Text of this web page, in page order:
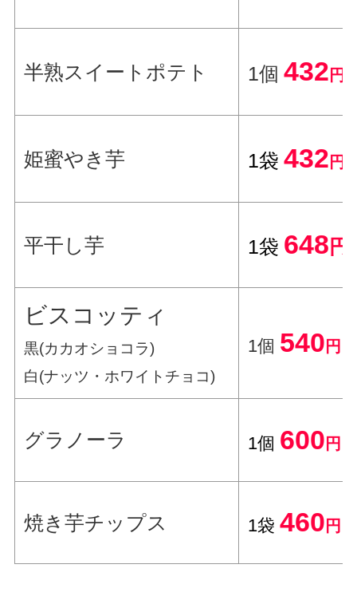
半熟スイートポテト 1個 432 円
姫蜜やき芋 1袋 432 円
平干し芋 1袋 648 円
ビスコッティ
黒(カカオショコラ)
白(ナッツ・ホワイトチョコ)
1個 540 円
グラノーラ 1個 600 円
焼き芋チップス 1袋 460 円